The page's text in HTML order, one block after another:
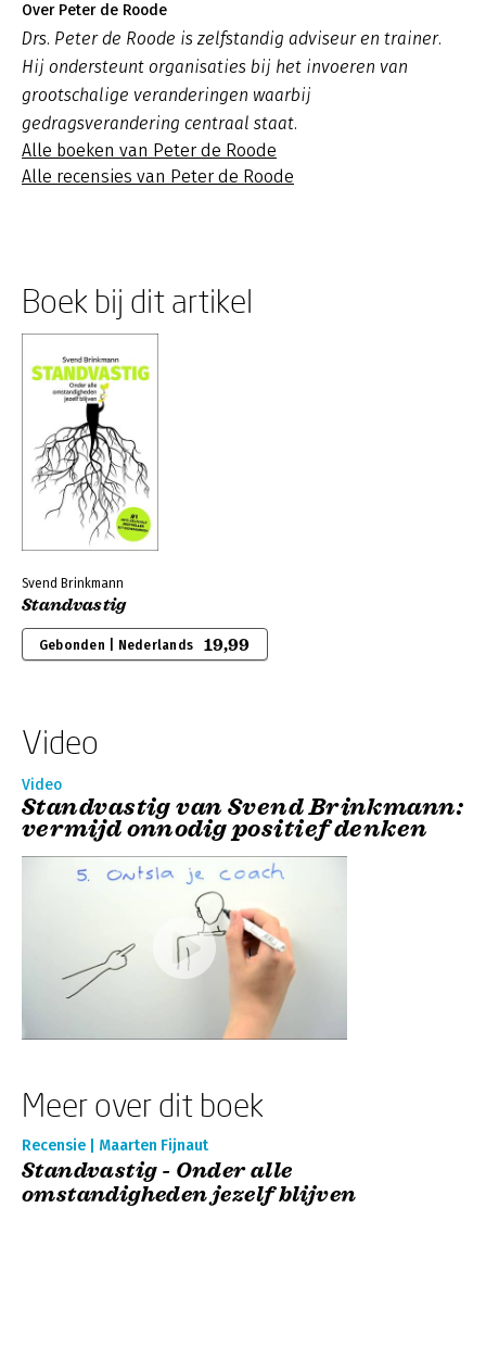
Over Peter de Roode
Drs. Peter de Roode is zelfstandig adviseur en trainer.
Hij ondersteunt organisaties bij het invoeren van
grootschalige veranderingen waarbij
gedragsverandering centraal staat.
Alle boeken van Peter de Roode
Alle recensies van Peter de Roode
Boek bij dit artikel
Svend Brinkmann
Standvastig
Gebonden | Nederlands 19,99
Video
Video
Standvastig van Svend Brinkmann:
vermijd onnodig positief denken
Meer over dit boek
Recensie | Maarten Fijnaut
Standvastig - Onder alle
omstandigheden jezelf blijven